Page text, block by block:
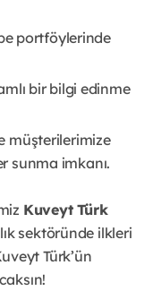
portföylerinde
bir bilgi edinme
müşterilerimize
sunma imkanı.
Kuveyt Türk
sektöründe ilkleri
Türk’ün